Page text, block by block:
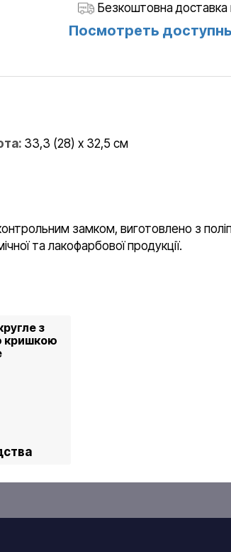
Безкоштовна доставка
Посмотреть
33,3 (28) x 32,5 см
замком, виготовлено з
та лакофарбової продукції.
з
кришкою